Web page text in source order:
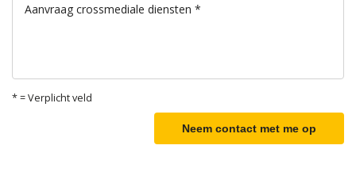
Aanvraag crossmediale diensten *
* = Verplicht veld
Neem contact met me op